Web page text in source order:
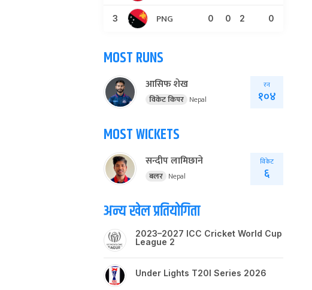
3 PNG 0 0 2 0
MOST RUNS
आसिफ शेख
विकेट किपर Nepal
रन
१०४
MOST WICKETS
सन्दीप लामिछाने
बलर Nepal
विकेट
६
अन्य खेल प्रतियोगिता
2023–2027 ICC Cricket World Cup
League 2
Under Lights T20I Series 2026